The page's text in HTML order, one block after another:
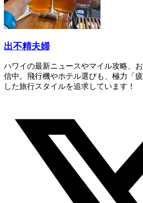
出不精夫婦
ハワイの最新ニュースやマイル攻略、
信中。飛行機やホテル選びも、極力「
した旅行スタイルを追求しています！